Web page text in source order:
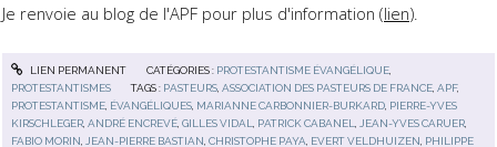
Je renvoie au blog de l'APF pour plus d'information (lien).
LIEN PERMANENT CATÉGORIES : PROTESTANTISME ÉVANGÉLIQUE,
PROTESTANTISMES
TAGS : PASTEURS,ASSOCIATION DES PASTEURS DE FRANCE,APF,
PROTESTANTISME, ÉVANGÉLIQUES, MARIANNE CARBONNIER-BURKARD, PIERRE-YVES
KIRSCHLEGER,ANDRÉ ENCREVÉ,GILLES VIDAL, PATRICK CABANEL,JEAN-YVES CARUER,
FABIO MORIN,JEAN-PIERRE BASTIAN,CHRISTOPHE PAYA, EVERT VELDHUIZEN, PHILIPPE